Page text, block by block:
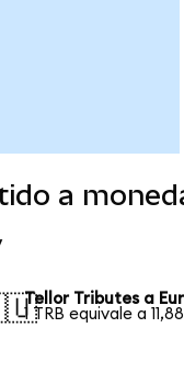
a
Tellor Tributes a
1 TRB equivale a